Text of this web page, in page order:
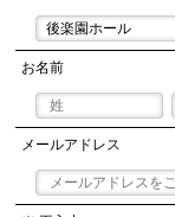
お名前
メールアドレス